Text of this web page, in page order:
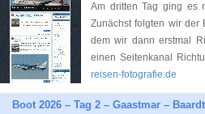
Am dritten Tag ging es
Zunächst folgten wir der
dem wir dann erstmal
einen Seitenkanal
reisen-fotografie.de
Boot 2026 – Tag 2 – Gaastmar – Baardt